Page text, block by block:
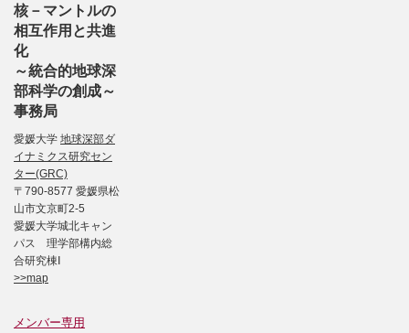
核－マントルの
相互作用と共進
化
～統合的地球深
部科学の創成～
事務局
愛媛大学 地球深部ダ
イナミクス研究セン
ター(GRC)
〒790-8577 愛媛県松
山市文京町2-5
愛媛大学城北キャン
パス 理学部構内総
合研究棟Ⅰ
>>map
メンバー専用